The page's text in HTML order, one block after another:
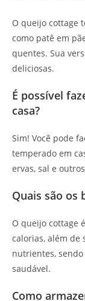
O queijo cottage
como patê em
quentes. Sua
deliciosas.
É possível
casa?
Sim! Você pode
temperado em
ervas, sal e
Quais são os
O queijo cottage
calorias, além de
nutrientes,
saudável.
Como